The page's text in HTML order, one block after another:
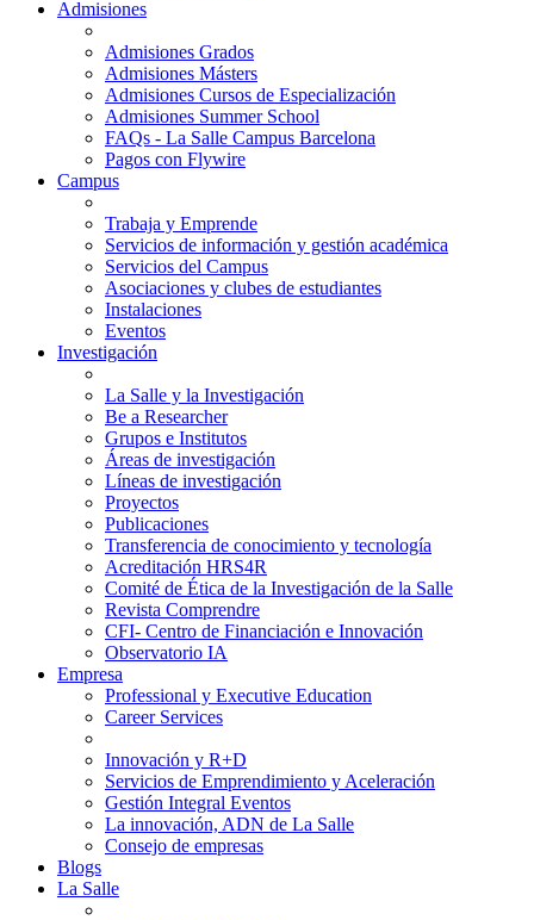
Admisiones
Admisiones Grados
Admisiones Másters
Admisiones Cursos de Especialización
Admisiones Summer School
FAQs - La Salle Campus Barcelona
Pagos con Flywire
Campus
Trabaja y Emprende
Servicios de información y gestión académica
Servicios del Campus
Asociaciones y clubes de estudiantes
Instalaciones
Eventos
Investigación
La Salle y la Investigación
Be a Researcher
Grupos e Institutos
Áreas de investigación
Líneas de investigación
Proyectos
Publicaciones
Transferencia de conocimiento y tecnología
Acreditación HRS4R
Comité de Ética de la Investigación de la Salle
Revista Comprendre
CFI- Centro de Financiación e Innovación
Observatorio IA
Empresa
Professional y Executive Education
Career Services
Innovación y R+D
Servicios de Emprendimiento y Aceleración
Gestión Integral Eventos
La innovación, ADN de La Salle
Consejo de empresas
Blogs
La Salle